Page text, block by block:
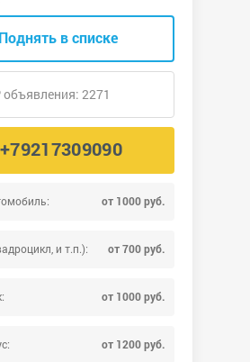
от 1000 руб.
и т.п.): от 700 руб.
от 1000 руб.
от 1200 руб.
Поднять в списке
2271
+79217309090